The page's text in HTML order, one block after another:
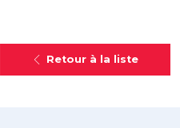
Retour à la liste